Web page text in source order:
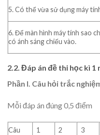
5. Có thể vừa sử dụng máy
6. Để màn hình máy tính sao
có ánh sáng chiếu vào.
2.2. Đáp án đề thi học kì 1
Phần I. Câu hỏi trắc
Mỗi đáp án đúng 0,5 điểm
Câu 1 2 3